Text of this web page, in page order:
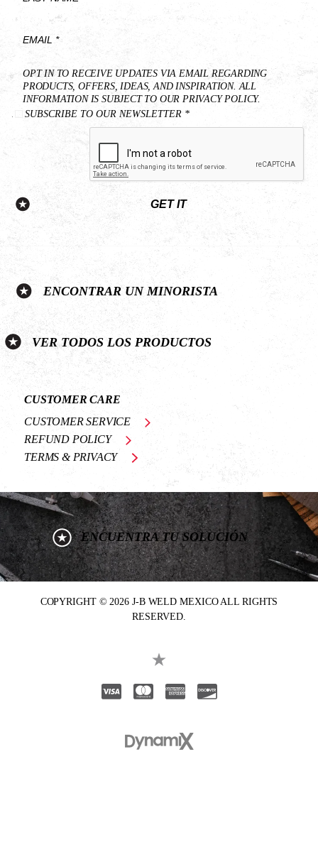
Name
* OPT IN TO RECEIVE UPDATES VIA EMAIL REGARDING
PRODUCTS, OFFERS, IDEAS, AND INSPIRATION. ALL
INFORMATION IS SUBJECT TO OUR PRIVACY POLICY.
SUBSCRIBE TO OUR NEWSLETTER *
GET IT
ENCONTRAR UN MINORISTA
VER TODOS LOS PRODUCTOS
CUSTOMER CARE
CUSTOMER SERVICE
REFUND POLICY
TERMS & PRIVACY
ENCUENTRA TU SOLUCIÓN
COPYRIGHT © 2026 J-B WELD MEXICO ALL RIGHTS
RESERVED.
Visa MastercardAmerican Express